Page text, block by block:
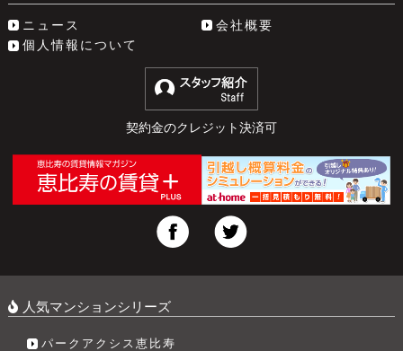
ニュース
会社概要
個人情報について
契約金のクレジット決済可
人気マンションシリーズ
パークアクシス恵比寿